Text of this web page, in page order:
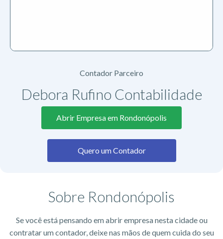
Contador Parceiro
Debora Rufino Contabilidade
Abrir Empresa em Rondonópolis
Quero um Contador
Sobre Rondonópolis
Se você está pensando em abrir empresa nesta cidade ou
contratar um contador, deixe nas mãos de quem cuida do seu